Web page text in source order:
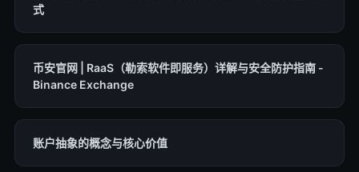
式
币安官网 | RaaS（勒索软件即服务）详解与安全防护指南 -
Binance Exchange
账户抽象的概念与核心价值